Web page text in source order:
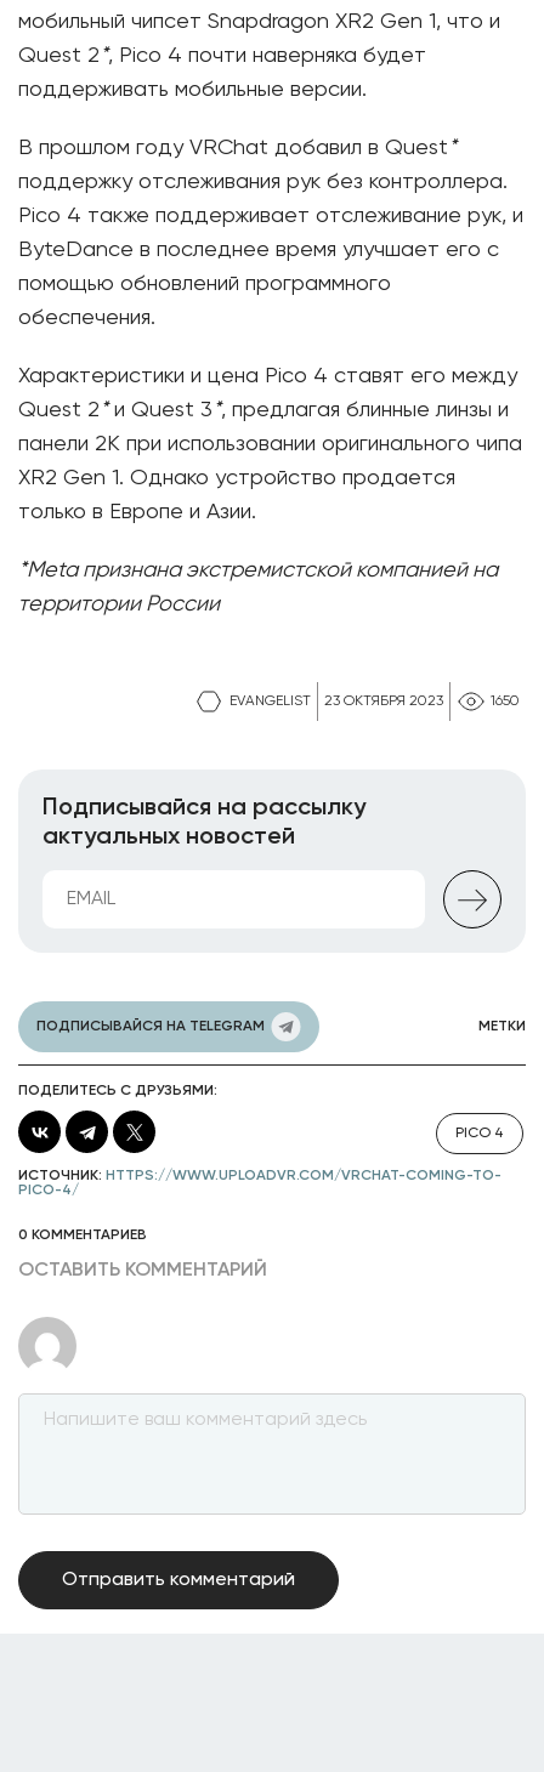
EVANGELIST 23 ОКТЯБРЯ 2023 1650
мобильный чипсет Snapdragon XR2 Gen 1, что и
Quest 2 *, Pico 4 почти наверняка будет
поддерживать мобильные версии.
В прошлом году VRChat добавил в Quest *
поддержку отслеживания рук без контроллера.
Pico 4 также поддерживает отслеживание рук, и
ByteDance в последнее время улучшает его с
помощью обновлений программного
обеспечения.
Характеристики и цена Pico 4 ставят его между
Quest 2 *и Quest 3 *, предлагая блинные линзы и
панели 2K при использовании оригинального чипа
XR2 Gen 1. Однако устройство продается
только в Европе и Азии.
*Meta признана экстремистской компанией на
территории России
Подписывайся на рассылку
актуальных новостей
ПОДПИСЫВАЙСЯ НА TELEGRAM МЕТКИ
ПОДЕЛИТЕСЬ С ДРУЗЬЯМИ:
PICO 4
ИСТОЧНИК: HTTPS://WWW.UPLOADVR.COM/VRCHAT-COMING-TO-
PICO-4/
0 КОММЕНТАРИЕВ
ОСТАВИТЬ КОММЕНТАРИЙ